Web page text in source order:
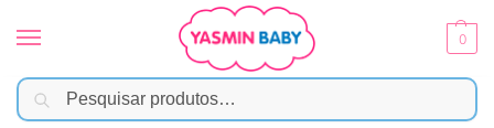
0
Início Enxoval / Fraldas e Pano de Boca